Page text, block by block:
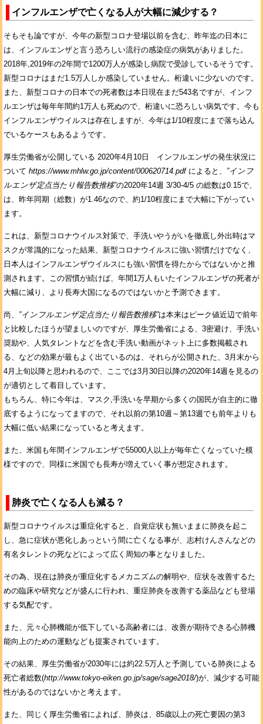
インフルエンザで亡くなる人が大幅に減少する？
そもそも論ですが、今年の新型コロナ登場以前を含む、昨年迄の日本に
は、インフルエンザと言う恐ろしい流行の感染症の病気がありました。
2018年,2019年の2年間で1200万人が感染し病院で受診しているそうです。
新型コロナはまだ1.5万人しか感染していません。桁違いに少ないのです。
また、新型コロナの日本での死者数は本日現在まだ543名ですが、インフ
ルエンザは毎年年間約1万人も死ぬので、桁違いに恐ろしい病気です。今も
インフルエンザウイルスは存在しますが、今年は1/10程度にまで落ち込ん
でいるケースもあるようです。
厚生労働省が公開している 2020年4月10日 インフルエンザの発生状況に
ついて https://www.mhlw.go.jp/content/000620714.pdfによると、 ”インフ
ルエンザ定点当たり報告数推移”の2020年14週 3/30-4/5 の総数は0.15で、
は、昨年同期（総数）が1.46なので、約1/10程度にまで大幅に下がってい
ます。
これは、新型コロナウイルス対策で、手洗いやうがいを徹底し外出時はマ
スクが常識的になった結果、新型コロナウイルスに強い習慣だけでなく、
日本人はインフルエンザウイルスにも強い習慣を得たからではないかと推
測されます。この習慣が続けば、年間1万人もいたインフルエンザの死者が
大幅に減り、より長寿大国になるのではないかと予測できます。
尚、 ”インフルエンザ定点当たり報告数推移”は本来はピーク値近辺で前年
と比較したほうが望ましいのですが、厚生労働省による、3密避け、手洗い
奨励や、人気タレントなどを含む手洗い動画がネット上に多数掲載され
る、などの効果が最もよく出ているのは、それらが公開された、3月末から
4月上旬以降と思われるので、ここでは3月30日以降の2020年14週を見るの
が適切として着目しています。
もちろん、特に今年は、マスク,手洗いを早期から多くの国民が自主的に徹
底するようになってますので、それ以前の第10週～第13週でも前年よりも
大幅に低い結果になっていると考えます。
また、米国も年間インフルエンザで55000人以上が毎年亡くなっていた模
様ですので、同様に米国でも長寿が増えていく事が想定されます。
肺炎で亡くなる人も減る？
新型コロナウイルスは重症化すると、自覚症状も無いままに肺炎を起こ
し、急に症状が悪化しあっという間に亡くなる事が、志村けんさんなどの
有名タレントの死などによって広く周知の事となりました。
その為、現在は肺炎が重症化するメカニズムの解明や、症状を改善するた
めの臨床や研究などが盛んに行われ、重症肺炎を改善する薬品なども登場
する気配です。
また、元々心肺機能が低下している高齢者には、改善が期待できる心肺機
能向上のための運動なども提案されています。
その結果、厚生労働省が2030年には約22.5万人と予測している肺炎による
死亡者総数(http://www.tokyo-eiken.go.jp/sage/sage2018/)が、減少する可能
性があるのではないかと考えます。
また、同じく厚生労働省によれば、肺炎は、85歳以上の死亡要因の第3